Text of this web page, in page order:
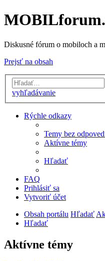
Diskusné fórum o mobiloch a
Prejsť na obsah
vyhľadávanie
Rýchle odkazy
Temy bez
Aktívne témy
Hľadať
FAQ
Prihlásiť sa
Vytvoriť účet
Obsah portálu Hľadať
Hľadať
Aktívne témy